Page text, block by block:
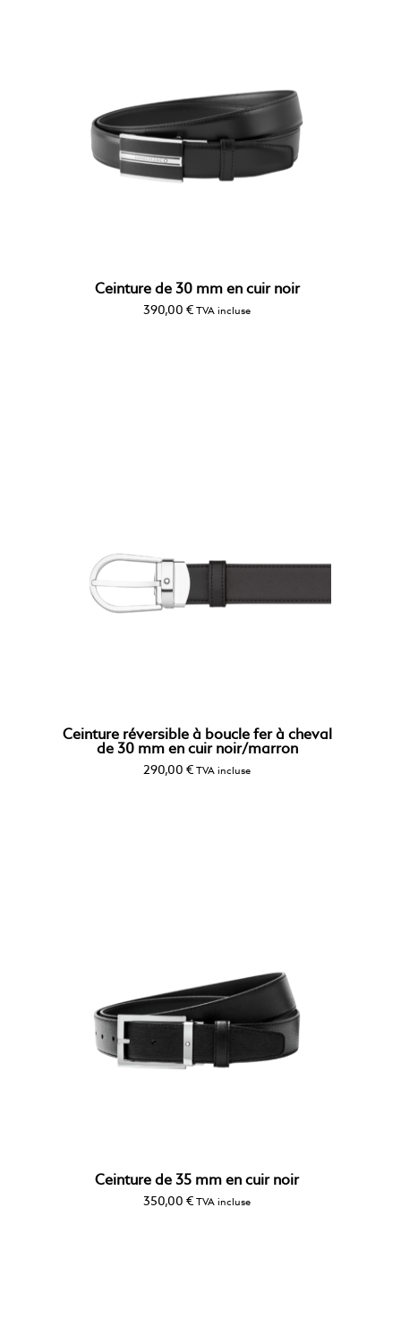
Ceinture de 30 mm en cuir noir
390,00 € TVA incluse
Ceinture réversible à boucle fer à cheval
de 30 mm en cuir noir/marron
290,00 € TVA incluse
Ceinture de 35 mm en cuir noir
350,00 € TVA incluse